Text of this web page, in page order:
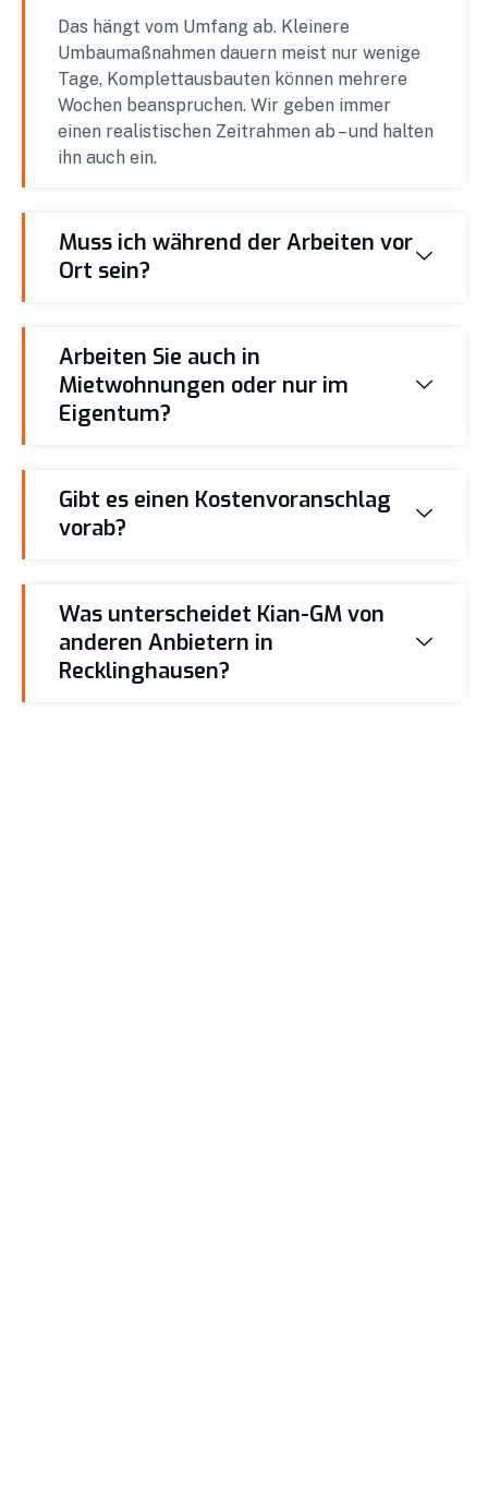
Das hängt vom Umfang ab. Kleinere
Umbaumaßnahmen dauern meist nur wenige
Tage, Komplettausbauten können mehrere
Wochen beanspruchen. Wir geben immer
einen realistischen Zeitrahmen ab – und halten
ihn auch ein.
Muss ich während der Arbeiten vor
Ort sein?
Arbeiten Sie auch in
Mietwohnungen oder nur im
Eigentum?
Gibt es einen Kostenvoranschlag
vorab?
Was unterscheidet Kian-GM von
anderen Anbietern in
Recklinghausen?